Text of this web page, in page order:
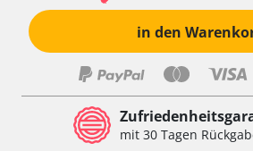
in den
mit 30 Tagen